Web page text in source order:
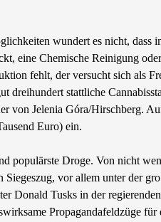
wundert es nicht, dass
eine Chemische Reinigung
fehlt, der versucht sich als
dreihundert stattliche
von Jelenia Góra/Hirschberg.
Euro) ein.
populärste Droge. Von nicht
Siegeszug, vor allem unter der
Donald Tusks in der
Propagandafeldzüge